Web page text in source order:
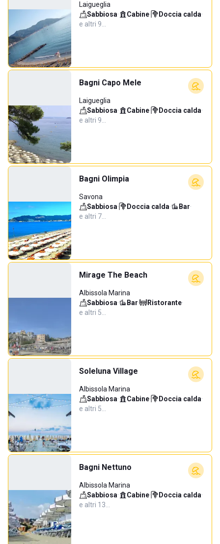
Laigueglia
Sabbiosa· Cabine· Doccia calda·
e altri 9…
Bagni Capo Mele
Laigueglia
Sabbiosa· Cabine· Doccia calda·
e altri 9…
Bagni Olimpia
Savona
Sabbiosa· Doccia calda· Bar·
e altri 7…
Mirage The Beach
Albissola Marina
Sabbiosa· Bar· Ristorante·
e altri 5…
Soleluna Village
Albissola Marina
Sabbiosa· Cabine· Doccia calda·
e altri 5…
Bagni Nettuno
Albissola Marina
Sabbiosa· Cabine· Doccia calda·
e altri 13…